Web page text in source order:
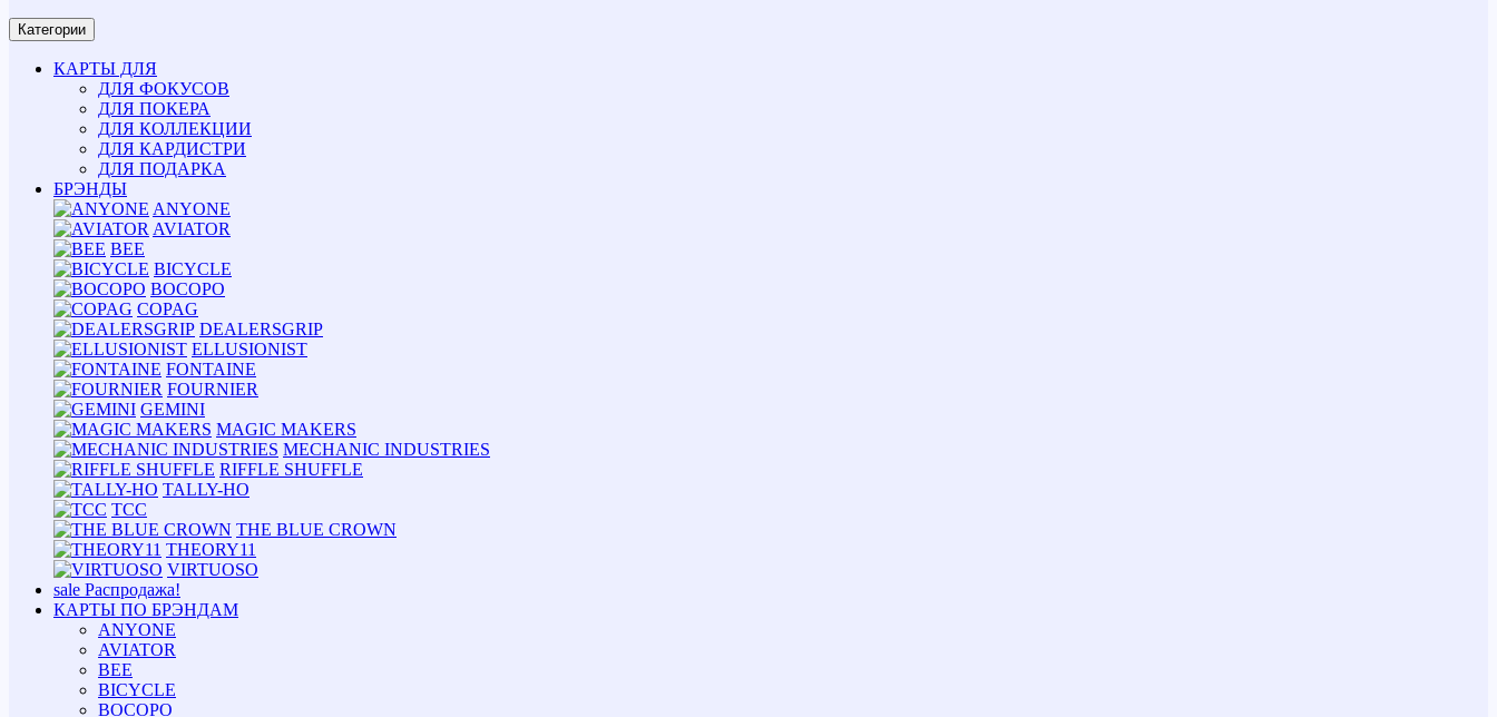
Категории
КАРТЫ ДЛЯ
ДЛЯ ФОКУСОВ
ДЛЯ ПОКЕРА
ДЛЯ КОЛЛЕКЦИИ
ДЛЯ КАРДИСТРИ
ДЛЯ ПОДАРКА
БРЭНДЫ
ANYONE
AVIATOR
BEE
BICYCLE
BOCOPO
COPAG
DEALERSGRIP
ELLUSIONIST
FONTAINE
FOURNIER
GEMINI
MAGIC MAKERS
MECHANIC INDUSTRIES
RIFFLE SHUFFLE
TALLY-HO
TCC
THE BLUE CROWN
THEORY11
VIRTUOSO
sale Распродажа!
КАРТЫ ПО БРЭНДАМ
ANYONE
AVIATOR
BEE
BICYCLE
BOCOPO